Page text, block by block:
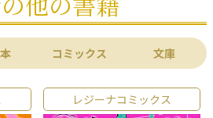
コミックス 文庫
レジーナコミックス